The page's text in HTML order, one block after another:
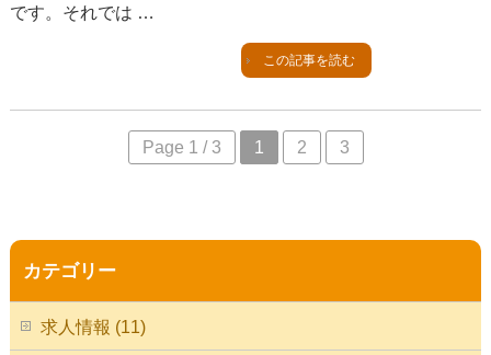
です。それでは …
この記事を読む
Page 1 / 3 1 2 3
カテゴリー
求人情報 (11)